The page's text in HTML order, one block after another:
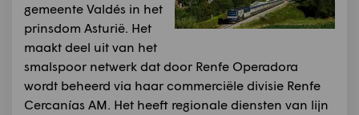
gemeente Valdés in het
prinsdom Asturië. Het
maakt deel uit van het
smalspoor netwerk dat door Renfe Operadora
wordt beheerd via haar commerciële divisie Renfe
Cercanías AM. Het heeft regionale diensten van lijn